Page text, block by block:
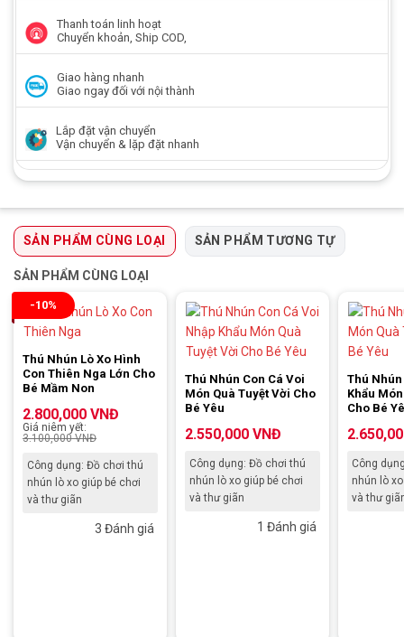
Thanh toán linh hoạt
Chuyển khoản, Ship COD,
Giao hàng nhanh
Giao ngay đối với nội thành
Lắp đặt vận chuyển
Vận chuyển & lặp đặt nhanh
SẢN PHẨM CÙNG LOẠI SẢN PHẨM TƯƠNG TỰ
SẢN PHẨM CÙNG LOẠI
-10%
Thú Nhún Lò Xo Hình
Con Thiên Nga Lớn Cho
Bé Mầm Non
3 Đánh giá
2.800,000 VNĐ
Giá niêm yết:
3.100,000VNĐ
Công dụng: Đồ chơi thú
nhún lò xo giúp bé chơi
và thư giãn
Thú Nhún Con Cá Voi
Món Quà Tuyệt Vời Cho
Bé Yêu
1 Đánh giá
2.550,000 VNĐ
Công dụng: Đồ chơi thú
nhún lò xo giúp bé chơi
và thư giãn
Thú
Khẩu
Cho Bé
Công
nhún lò
và thư